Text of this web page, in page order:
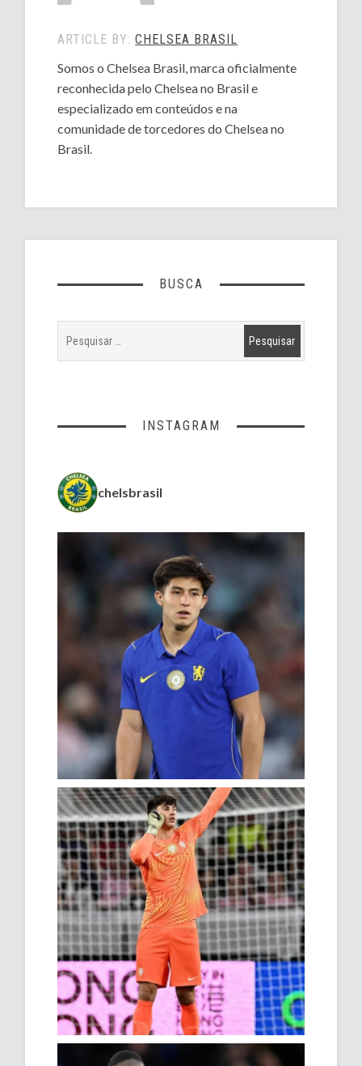
ARTICLE BY:CHELSEA BRASIL
Somos o Chelsea Brasil, marca oficialmente
reconhecida pelo Chelsea no Brasil e
especializado em conteúdos e na
comunidade de torcedores do Chelsea no
Brasil.
BUSCA
INSTAGRAM
chelsbrasil